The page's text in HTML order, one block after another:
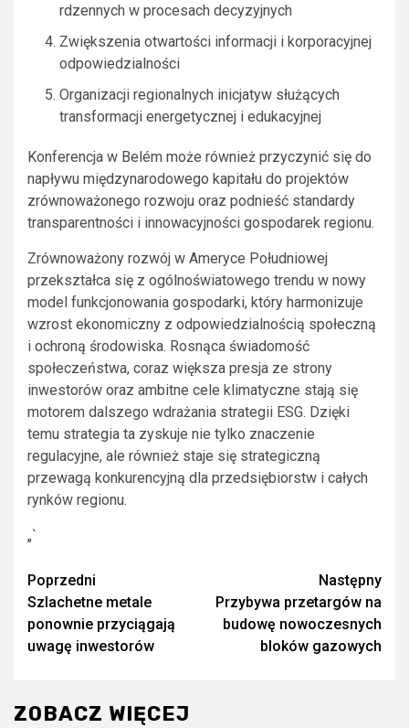
rdzennych w procesach decyzyjnych
Zwiększenia otwartości informacji i korporacyjnej
odpowiedzialności
Organizacji regionalnych inicjatyw służących
transformacji energetycznej i edukacyjnej
Konferencja w Belém może również przyczynić się do
napływu międzynarodowego kapitału do projektów
zrównoważonego rozwoju oraz podnieść standardy
transparentności i innowacyjności gospodarek regionu.
Zrównoważony rozwój w Ameryce Południowej
przekształca się z ogólnoświatowego trendu w nowy
model funkcjonowania gospodarki, który harmonizuje
wzrost ekonomiczny z odpowiedzialnością społeczną
i ochroną środowiska. Rosnąca świadomość
społeczeństwa, coraz większa presja ze strony
inwestorów oraz ambitne cele klimatyczne stają się
motorem dalszego wdrażania strategii ESG. Dzięki
temu strategia ta zyskuje nie tylko znaczenie
regulacyjne, ale również staje się strategiczną
przewagą konkurencyjną dla przedsiębiorstw i całych
rynków regionu.
„`
Zobacz
wpisy
Poprzedni
Szlachetne metale
ponownie przyciągają
uwagę inwestorów
Następny
Przybywa przetargów na
budowę nowoczesnych
bloków gazowych
ZOBACZ WIĘCEJ